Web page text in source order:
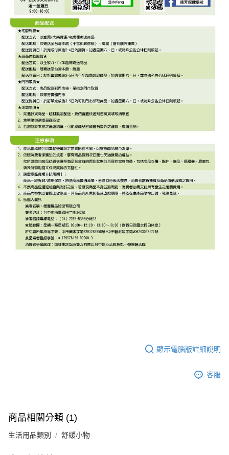
１．於結帳方式選擇「AFTEE先享後付」後，將跳轉至「AFTEE先享後付」
結帳頁面，進行簡訊認證並確認金額後，即可完成結帳。
２．訂單成立數日內，您將收到繳費通知簡訊。
３．收到繳費通知簡訊後14天內，點擊此簡訊中的連結，可透過四大超商／
ATM／網路銀行／等多元方式進行付款，方視為交易完成。
※ 請注意：結帳手續完成當下不需立刻繳費，但若您需要取消訂單，請聯絡
購買商品的店家。未經商家同意取消之訂單仍視為有效，需透過AFTEE先享
後付繳納相關費用。
※ 交易是否成功請以「AFTEE先享後付 」之結帳頁面顯示為準，若有關於
是否繳費成功／繳費後需取消欲退款等相關疑問，請聯繫「AFTEE先享後付
客戶支援中心」https://netprotections.freshdesk.com/support/home
【注意事項】
１．透過由恩沛科技股份有限公司提供之「AFTEE先享後付」服務完成之交
易，需依本服務之必要範圍內提供個人資料，並將交易相關給付款項請求債
權轉讓予恩沛科技股份有限公司。
２．關於個人資料處理事宜，請瀏覽以下網址：
https://aftee.tw/terms/#terms3
３．未成年的使用者請事先徵得法定代理人或監護人之同意方可使用
「AFTEE先享後付」，若未經同意申辦者引起之損失，本公司不負相關責
任。
４．使用「AFTEE先享後付」時，將依據個別帳號之用戶狀況，依本公司即
時審查核予不同之上限額度；若仍有額度不足之情形，本公司將視審查結果
請求用戶進行身份認證。
５．嚴禁一人註冊多個帳號或使用他人資訊註冊。若發現惡意使用之情形，
恩沛科技股份有限公司將有權停止該用戶之使用額度並採取法律行動。
7-11取貨付款
每筆NT$70，滿NT$600(含以上)免運費
宅配
每筆NT$80，滿NT$600(含以上)免運費
付款後門市自取
免運費
顯示電腦版詳細說明
客服
商品相關分類 (1)
生活用品類別 舒緩小物